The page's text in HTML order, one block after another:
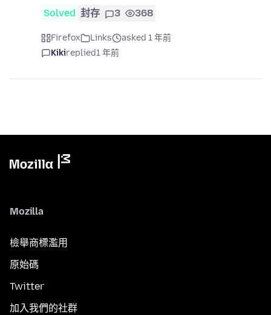
Solved 封存 3 368
Firefox Links
asked 1 年前
Kikireplied1 年前
Mozilla
檢舉商標濫用
原始碼
Twitter
加入我們的社群